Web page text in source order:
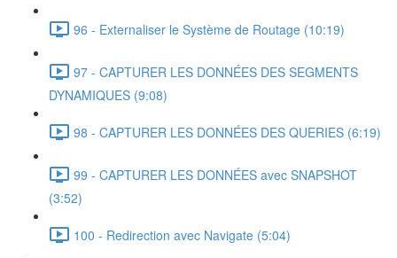
96 - Externaliser le Système de Routage (10:19)
97 - CAPTURER LES DONNÉES DES SEGMENTS
DYNAMIQUES (9:08)
98 - CAPTURER LES DONNÉES DES QUERIES (6:19)
99 - CAPTURER LES DONNÉES avec SNAPSHOT
(3:52)
100 - Redirection avec Navigate (5:04)